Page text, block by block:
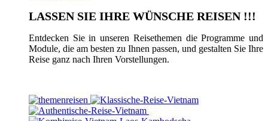
LASSEN SIE IHRE WÜNSCHE REISEN !!!
Entdecken Sie in unseren Reisethemen die Programme und
Module, die am besten zu Ihnen passen, und gestalten Sie Ihre
Reise ganz nach Ihren Vorstellungen.